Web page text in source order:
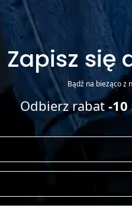
Zapisz się
Bądź na bieżąco z
Odbierz rabat -10